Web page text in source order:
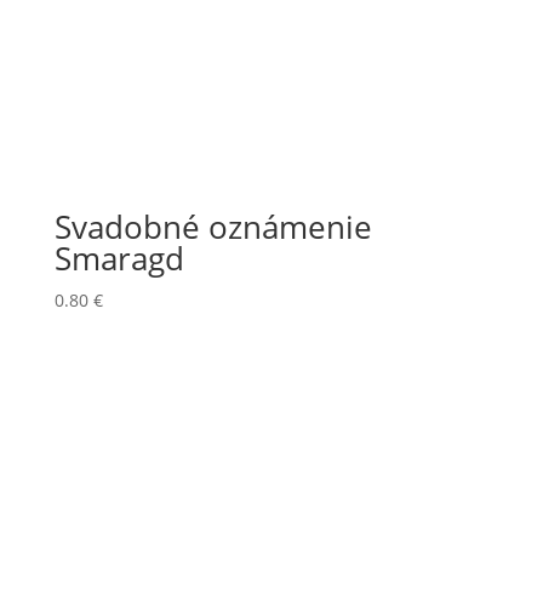
Svadobné oznámenie
Smaragd
0.80 €